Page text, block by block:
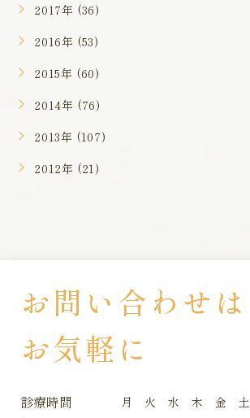
2017年 (36)
2016年 (53)
2015年 (60)
2014年 (76)
2013年 (107)
2012年 (21)
お問い合わせは
お気軽に
診療時間 月 火 水 木 金 土